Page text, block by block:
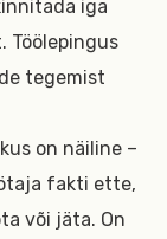
iga
Töölepingus
tegemist
on näiline –
fakti ette,
või jäta. On